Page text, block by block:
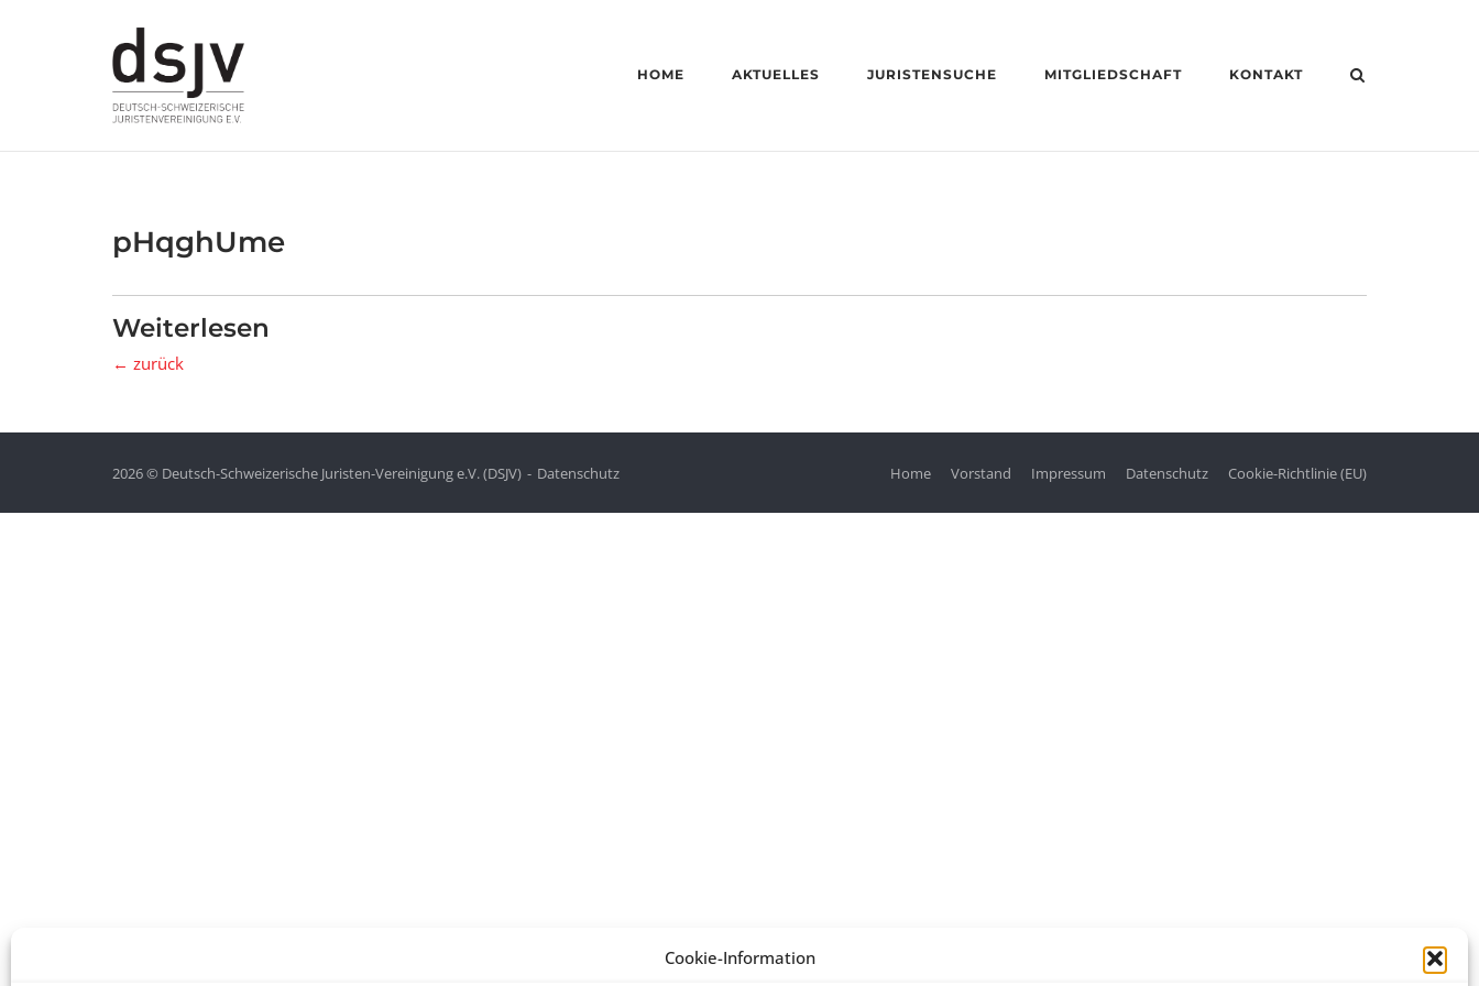
Cookie-Information
HOME AKTUELLES JURISTENSUCHE MITGLIEDSCHAFT KONTAKT
pHqghUme
Weiterlesen
← zurück
2026 © Deutsch-Schweizerische Juristen-Vereinigung e.V. (DSJV) Datenschutz Home Vorstand Impressum Datenschutz Cookie-Richtlinie (EU)